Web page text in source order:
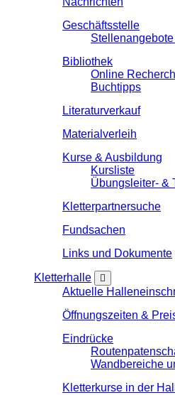
Geschäftsstelle
Bibliothek
Online
Buchtipps
Literaturverkauf
Materialverleih
Kurse & Ausbildung
Kursliste
Übungsleiter- &
Kletterpartnersuche
Fundsachen
Links und Dokumente
Kletterhalle
Aktuelle
Öffnungszeiten &
Eindrücke
Wandbereiche
Kletterkurse in der